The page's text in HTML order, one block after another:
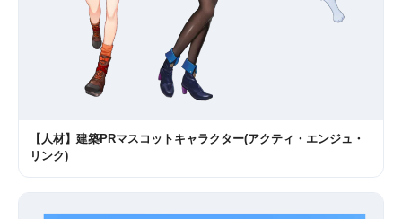
【人材】建築PRマスコットキャラクター(アクティ・エンジュ・
リンク)